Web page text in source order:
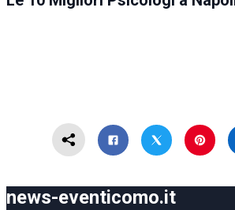
news-eventicomo.it